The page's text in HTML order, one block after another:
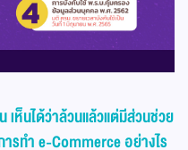
เห็นได้ว่าล้วนแล้วแต่มีส่วนช่วย
รทำe-Commerce อย่างไร